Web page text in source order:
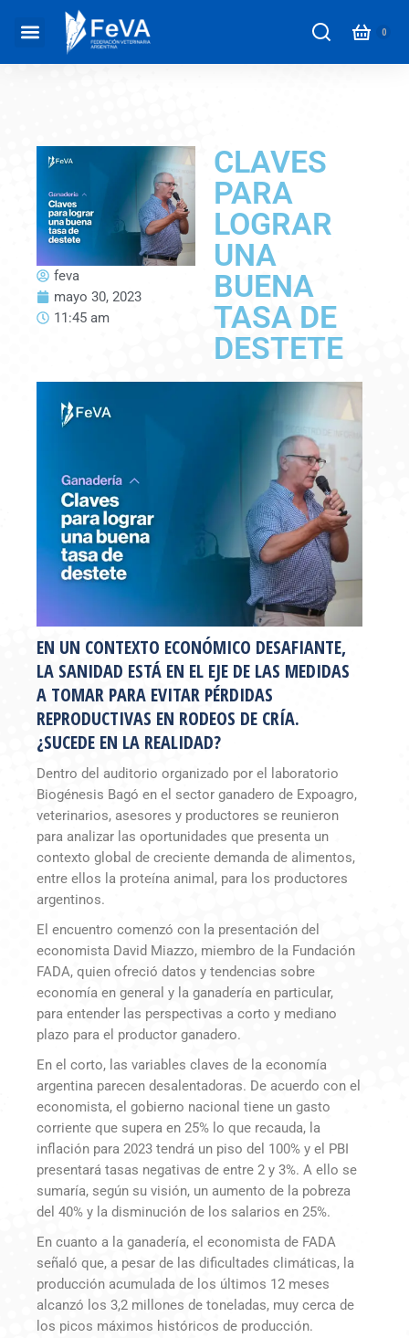
feva
mayo 30, 2023
11:45 am
CLAVES
PARA
LOGRAR
UNA
BUENA
TASA DE
DESTETE
EN UN CONTEXTO ECONÓMICO DESAFIANTE,
LA SANIDAD ESTÁ EN EL EJE DE LAS MEDIDAS
A TOMAR PARA EVITAR PÉRDIDAS
REPRODUCTIVAS EN RODEOS DE CRÍA.
¿SUCEDE EN LA REALIDAD?
Dentro del auditorio organizado por el laboratorio
Biogénesis Bagó en el sector ganadero de Expoagro,
veterinarios, asesores y productores se reunieron
para analizar las oportunidades que presenta un
contexto global de creciente demanda de alimentos,
entre ellos la proteína animal, para los productores
argentinos.
El encuentro comenzó con la presentación del
economista David Miazzo, miembro de la Fundación
FADA, quien ofreció datos y tendencias sobre
economía en general y la ganadería en particular,
para entender las perspectivas a corto y mediano
plazo para el productor ganadero.
En el corto, las variables claves de la economía
argentina parecen desalentadoras. De acuerdo con el
economista, el gobierno nacional tiene un gasto
corriente que supera en 25% lo que recauda, la
inflación para 2023 tendrá un piso del 100% y el PBI
presentará tasas negativas de entre 2 y 3%. A ello se
sumaría, según su visión, un aumento de la pobreza
del 40% y la disminución de los salarios en 25%.
En cuanto a la ganadería, el economista de FADA
señaló que, a pesar de las dificultades climáticas, la
producción acumulada de los últimos 12 meses
alcanzó los 3,2 millones de toneladas, muy cerca de
los picos máximos históricos de producción.